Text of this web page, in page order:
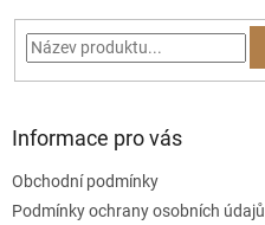
Informace pro vás
Obchodní podmínky
Podmínky ochrany osobních údajů